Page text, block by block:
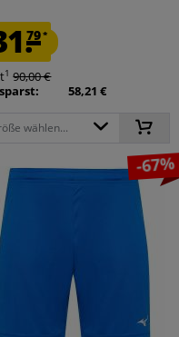
79*
1 90,00 €
58,21 €
wählen...
-67%